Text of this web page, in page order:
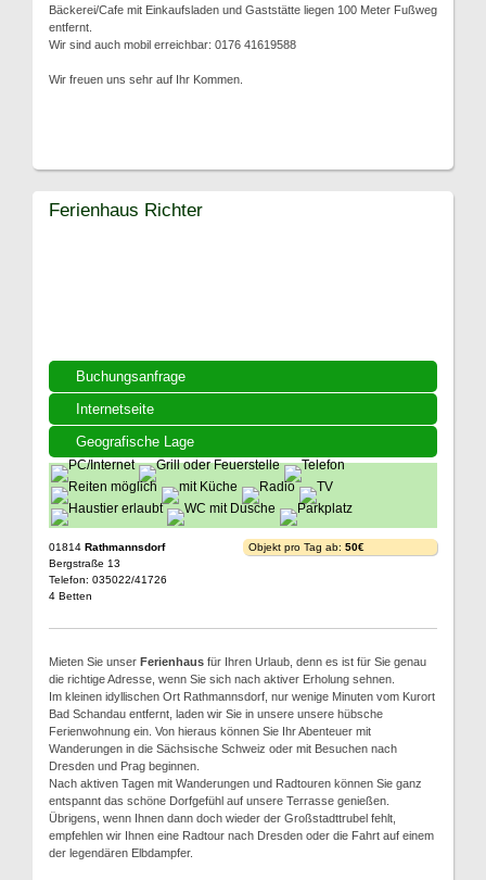
Bäckerei/Cafe mit Einkaufsladen und Gaststätte liegen 100 Meter Fußweg
entfernt.
Wir sind auch mobil erreichbar: 0176 41619588
Wir freuen uns sehr auf Ihr Kommen.
Buchungsanfrage
Internetseite
Geografische Lage
Ferienhaus Richter
01814 Rathmannsdorf
Bergstraße 13
Telefon: 035022/41726
4 Betten
Objekt pro Tag ab: 50€
Mieten Sie unser Ferienhaus für Ihren Urlaub, denn es ist für Sie genau
die richtige Adresse, wenn Sie sich nach aktiver Erholung sehnen.
Im kleinen idyllischen Ort Rathmannsdorf, nur wenige Minuten vom Kurort
Bad Schandau entfernt, laden wir Sie in unsere unsere hübsche
Ferienwohnung ein. Von hieraus können Sie Ihr Abenteuer mit
Wanderungen in die Sächsische Schweiz oder mit Besuchen nach
Dresden und Prag beginnen.
Nach aktiven Tagen mit Wanderungen und Radtouren können Sie ganz
entspannt das schöne Dorfgefühl auf unsere Terrasse genießen.
Übrigens, wenn Ihnen dann doch wieder der Großstadttrubel fehlt,
empfehlen wir Ihnen eine Radtour nach Dresden oder die Fahrt auf einem
der legendären Elbdampfer.